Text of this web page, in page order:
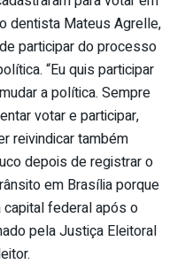
dentista Mateus Agrelle,
participar do processo
“Eu quis participar
a política. Sempre
votar e participar,
reivindicar também
depois de registrar o
em Brasília porque
capital federal após o
pela Justiça Eleitoral